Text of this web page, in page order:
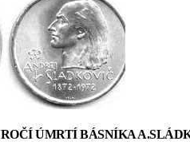
ÚMRTÍ BÁSNÍKA